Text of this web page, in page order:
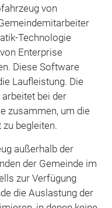
von
Technologie
Enterprise
Diese Software
Laufleistung. Die
bei der
zusammen, um die
begleiten.
außerhalb der
der Gemeinde im
zur Verfügung
die Auslastung der